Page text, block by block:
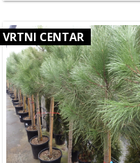
VRTNI CENTAR